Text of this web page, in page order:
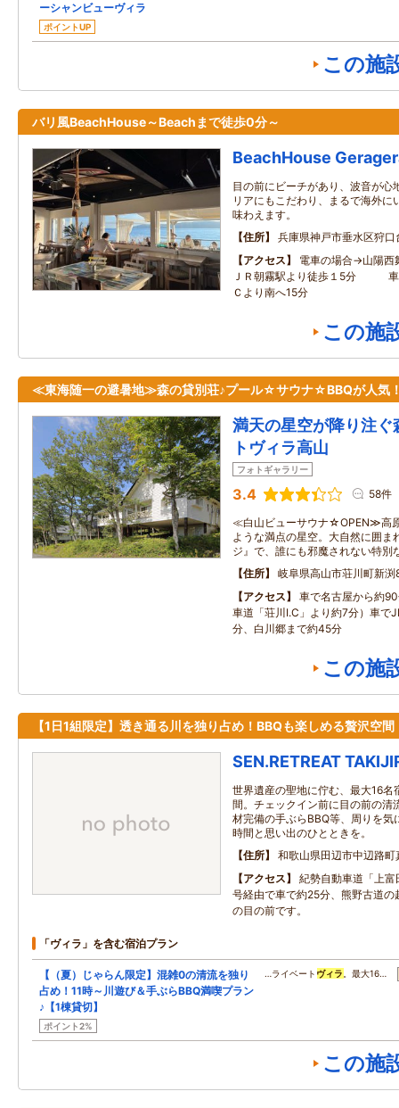
ーシャンビューヴィラ
ポイントUP
この施
バリ風BeachHouse～Beachまで徒歩0分～
BeachHouse
目の前にビーチがあり、波音が心
リアにもこだわり、まるで海外に
味わえます。
住所
兵庫県神戸市垂水区狩口
アクセス
電車の場合→山陽
ＪＲ朝霧駅より徒歩１5分 車
Ｃより南へ15分
この施
≪東海随一の避暑地≫森の貸別荘♪プール☆サウナ☆BBQが人気
満天の星空が降り注
トヴィラ高山
フォトギャラリー
3.4 58件
≪白山ビューサウナ☆OPEN≫高
ような満点の星空。大自然に囲ま
ジ』で、誰にも邪魔されない特別
住所
岐阜県高山市荘川町新
アクセス
車で名古屋から約
車道「荘川I.C」より約7分）車で
分、白川郷まで約45分
この施
【1日1組限定】透き通る川を独り占め！BBQも楽しめる贅沢空間
SEN.RETREAT
世界遺産の聖地に佇む、最大16名
間。チェックイン前に目の前の清
材完備の手ぶらBBQ等、周りを気
時間と思い出のひとときを。
住所
和歌山県田辺市中辺路町
アクセス
紀勢自動車道「上
号経由で車で約25分、熊野古道の
の目の前です。
「ヴィラ」を含む宿泊プラン
【（夏）じゃらん限定】混雑0の清流を独り
占め！11時～川遊び＆手ぶらBBQ満喫プラン
♪【1棟貸切】
ポイント2%
…ライベート ヴィラ 。最大16…
この施